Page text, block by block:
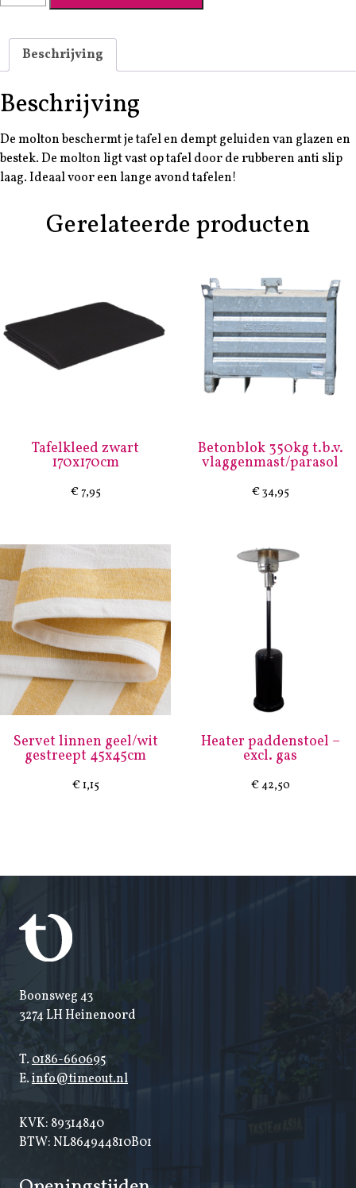
Beschrijving
Beschrijving
De molton beschermt je tafel en dempt geluiden van glazen en
bestek. De molton ligt vast op tafel door de rubberen anti slip
laag. Ideaal voor een lange avond tafelen!
Gerelateerde producten
Tafelkleed zwart
170x170cm
€7,95
Betonblok 350kg t.b.v.
vlaggenmast/parasol
€34,95
Servet linnen geel/wit
gestreept 45x45cm
€1,15
Heater paddenstoel –
excl. gas
€42,50
Boonsweg 43
3274 LH Heinenoord
T.0186-660695
E.info@timeout.nl
KVK: 89314840
BTW: NL864944810B01